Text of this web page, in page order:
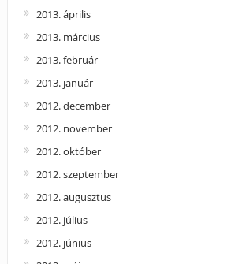
2013. április
2013. március
2013. február
2013. január
2012. december
2012. november
2012. október
2012. szeptember
2012. augusztus
2012. július
2012. június